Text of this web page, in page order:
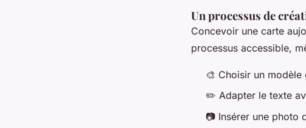
Un processus de
Concevoir une carte
processus accessible,
🎨 Choisir un
✏️ Adapter le texte
📷 Insérer une photo